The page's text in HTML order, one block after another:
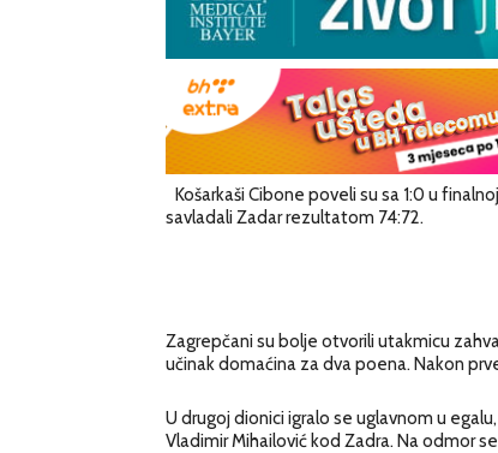
Košarkaši Cibone poveli su sa 1:0 u
savladali Zadar rezultatom 74:72.
Zagrepčani su bolje otvorili utakmicu
učinak domaćina za dva poena. Nakon
U drugoj dionici igralo se uglavnom u
Vladimir Mihailović kod Zadra. Na odmor